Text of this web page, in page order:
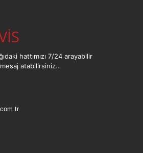
hattımızı 7/24 arayabilir
atabilirsiniz..